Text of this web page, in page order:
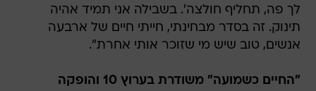
לך פה, תחליף חולצה'. בשבילה אני תמיד אהיה
תינוק. זה בסדר מבחינתי, חייתי חיים של ארבעה
אנשים, טוב שיש מי שזוכר אותי אחרת".
"החיים כשמועה" משודרת בערוץ 10 והופקה